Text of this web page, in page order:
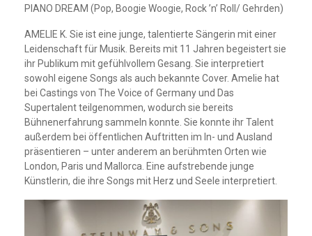
PIANO DREAM (Pop, Boogie Woogie, Rock ’n’ Roll/ Gehrden)
AMELIE K. Sie ist eine junge, talentierte Sängerin mit einer
Leidenschaft für Musik. Bereits mit 11 Jahren begeistert sie
ihr Publikum mit gefühlvollem Gesang. Sie interpretiert
sowohl eigene Songs als auch bekannte Cover. Amelie hat
bei Castings von The Voice of Germany und Das
Supertalent teilgenommen, wodurch sie bereits
Bühnenerfahrung sammeln konnte. Sie konnte ihr Talent
außerdem bei öffentlichen Auftritten im In- und Ausland
präsentieren – unter anderem an berühmten Orten wie
London, Paris und Mallorca. Eine aufstrebende junge
Künstlerin, die ihre Songs mit Herz und Seele interpretiert.